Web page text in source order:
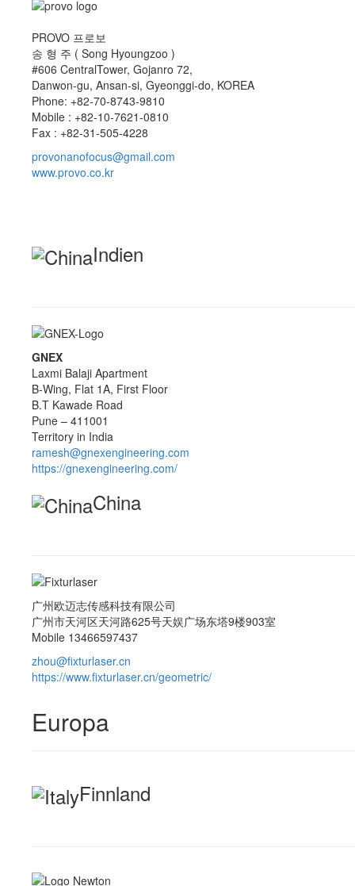
PROVO 프로보
송 형 주 ( Song Hyoungzoo )
#606 CentralTower, Gojanro 72,
Danwon-gu, Ansan-si, Gyeonggi-do, KOREA
Phone: +82-70-8743-9810
Mobile : +82-10-7621-0810
Fax : +82-31-505-4228
provonanofocus@gmail.com
www.provo.co.kr
Indien
GNEX
Laxmi Balaji Apartment
B-Wing, Flat 1A, First Floor
B.T Kawade Road
Pune – 411001
Territory in India
ramesh@gnexengineering.com
https://gnexengineering.com/
China
广州欧迈志传感科技有限公司
广州市天河区天河路625号天娱广场东塔9楼903室
Mobile 13466597437
zhou@fixturlaser.cn
https://www.fixturlaser.cn/geometric/
Europa
Finnland